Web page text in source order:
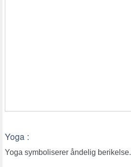
Yoga :
Yoga symboliserer åndelig berikelse.